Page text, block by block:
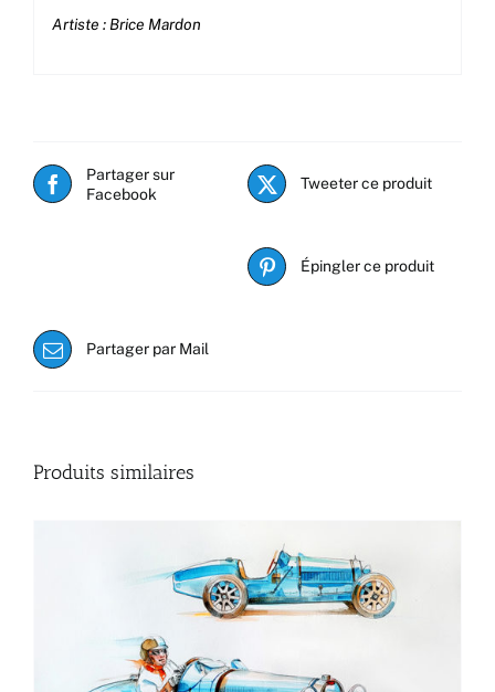
Artiste : Brice Mardon
Partager sur
Facebook
Tweeter ce produit
Épingler ce produit
Partager par Mail
Produits similaires